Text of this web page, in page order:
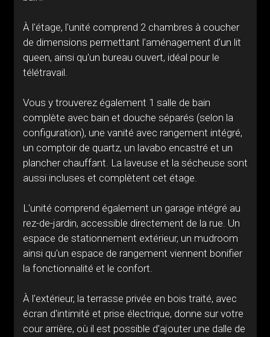
À l'étage, l'unité comprend 2 chambres à coucher
de dimensions permettant l'aménagement d'un lit
queen, ainsi qu'un bureau ouvert, idéal pour le
télétravail.
Vous y trouverez également 1 salle de bain
complète avec bain et douche séparés (selon la
configuration), une vanité avec rangement intégré,
un comptoir de quartz, un lavabo encastré et un
plancher chauffant. La laveuse et la sécheuse sont
aussi incluses et complètent cet étage.
L'unité comprend également un garage intégré au
rez-de-jardin, accessible directement de la rue. Un
espace de stationnement extérieur, un mudroom
ainsi qu'un espace de rangement viennent bonifier
la fonctionnalité et le confort.
À l'extérieur, la terrasse privée en bois traité, avec
écran d'intimité et prise électrique, donne sur votre
cour arrière, où il est possible d'ajouter une dalle de